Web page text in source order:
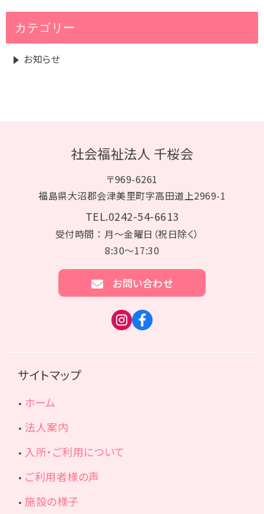
カテゴリー
お知らせ
社会福祉法人 千桜会
〒969-6261
福島県大沼郡会津美里町字高田道上2969-1
TEL.0242-54-6613
受付時間 ： 月～金曜日（祝日除く）
8:30～17:30
お問い合わせ
サイトマップ
ホーム
法人案内
入所・ご利用について
ご利用者様の声
施設の様子